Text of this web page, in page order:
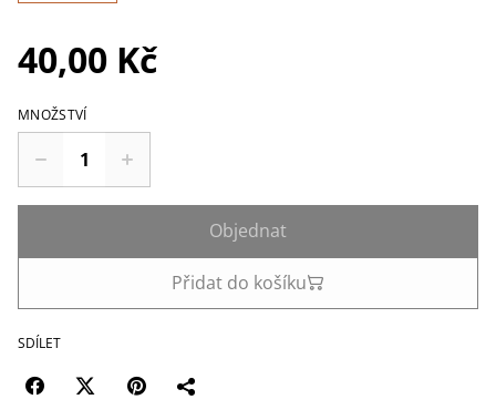
40,00 Kč
MNOŽSTVÍ
Objednat
Přidat do košíku
SDÍLET